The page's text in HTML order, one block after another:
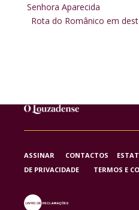
Senhora Aparecida
Rota do Românico em
ASSINAR CONTACTOS
DE PRIVACIDADE TERMOS E